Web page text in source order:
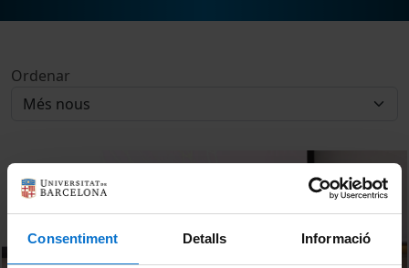
Consentiment Detalls Informació
Ordenar